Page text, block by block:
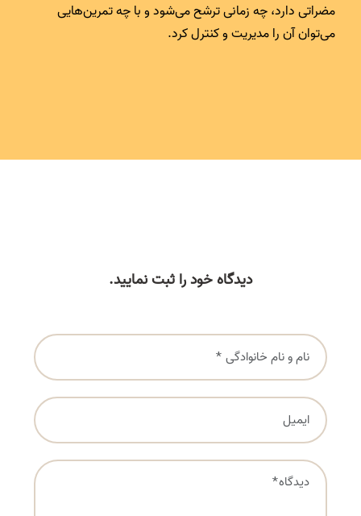
مضراتی دارد، چه زمانی ترشح می‌شود و با چه تمرین‌هایی
می‌توان آن را مدیریت و کنترل کرد.
دیدگاه خود را ثبت نمایید.